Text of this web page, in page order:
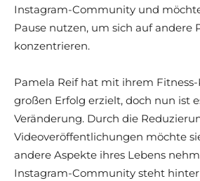
Instagram-Community und
Pause nutzen, um sich auf andere
konzentrieren.
Pamela Reif hat mit ihrem Fitness-
großen Erfolg erzielt, doch nun ist
Veränderung. Durch die
Videoveröffentlichungen möchte
andere Aspekte ihres Lebens
Instagram-Community steht